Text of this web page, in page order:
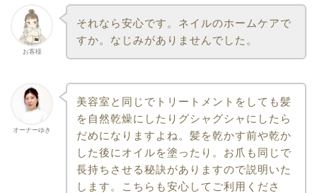
お客様
それなら安心です。ネイルのホームケアで
すか。なじみがありませんでした。
オーナーゆき
美容室と同じでトリートメントをしても髪
を自然乾燥にしたりグシャグシャにしたら
だめになりますよね。髪を乾かす前や乾か
した後にオイルを塗ったり。お爪も同じで
長持ちさせる秘訣がありますので説明いた
します。こちらも安心してご利用くださ